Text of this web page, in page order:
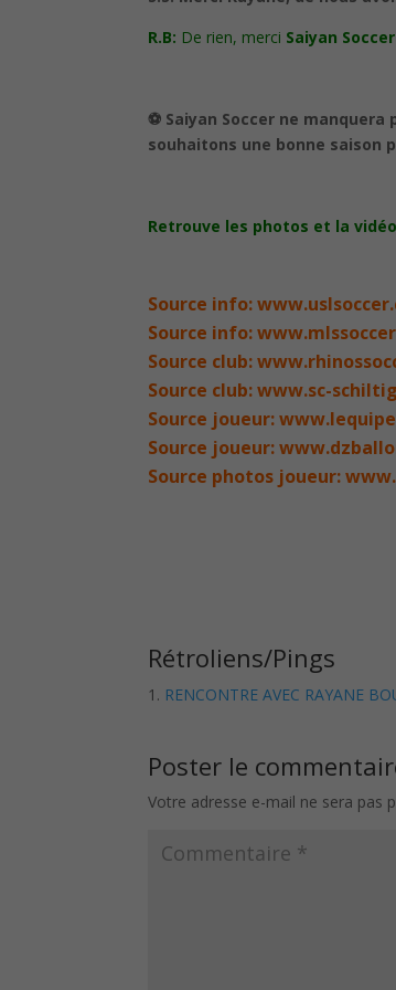
R.B: De rien, merci Saiyan Soccer
⚽️ Saiyan Soccer ne
souhaitons une bonne saison
Retrouve les photos et la
Source info:
Source info:
Source club:
Source club: www.sc-
Source joueur:
Source joueur:
Source photos joueur:
Rétroliens/Pings
RENCONTRE AVEC RAYANE
Poster le
Votre adresse e-mail ne sera pas